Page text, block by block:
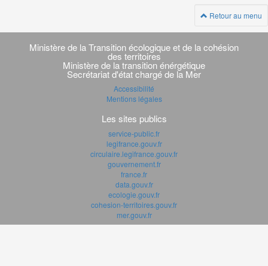
Retour au menu
Navigation
transverse
Ministère de la Transition écologique et de la cohésion
des territoires
Ministère de la transition énérgétique
Secrétariat d'état chargé de la Mer
Accessibilité
Mentions légales
Les sites publics
service-public.fr
legifrance.gouv.fr
circulaire.legifrance.gouv.fr
gouvernement.fr
france.fr
data.gouv.fr
ecologie.gouv.fr
cohesion-territoires.gouv.fr
mer.gouv.fr